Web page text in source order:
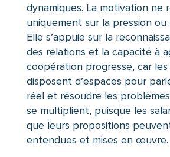
dynamiques. La motivation ne
uniquement sur la pression
Elle s’appuie sur la
des relations et la capacité à
coopération progresse, car
disposent d’espaces pour
réel et résoudre les
se multiplient, puisque les
que leurs propositions
entendues et mises en œuvre.